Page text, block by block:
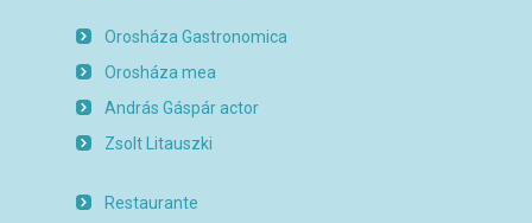
Orosháza Gastronomica
Orosháza mea
András Gáspár actor
Zsolt Litauszki
Restaurante